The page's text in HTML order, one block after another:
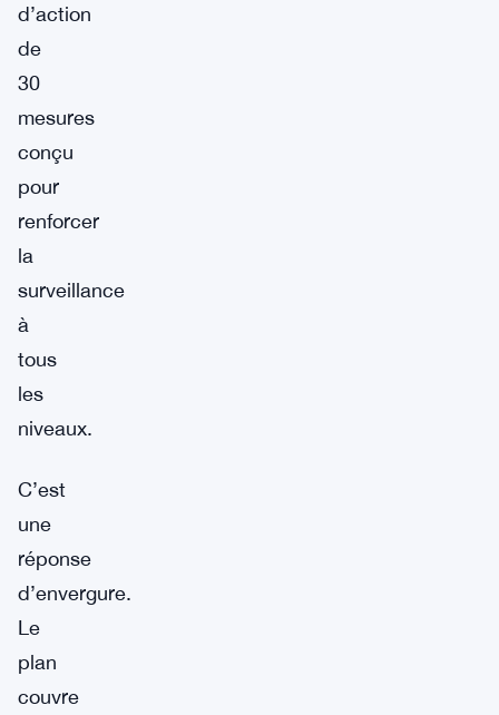
d’action
de
30
mesures
conçu
pour
renforcer
la
surveillance
à
tous
les
niveaux.
C’est
une
réponse
d’envergure.
Le
plan
couvre